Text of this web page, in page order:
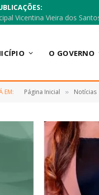
O GOVERNO
EM: Página Inicial » Notícias